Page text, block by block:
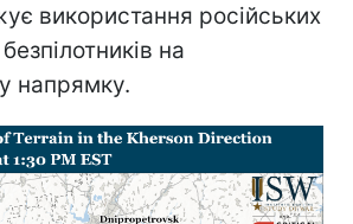
використання російських
на
напрямку.